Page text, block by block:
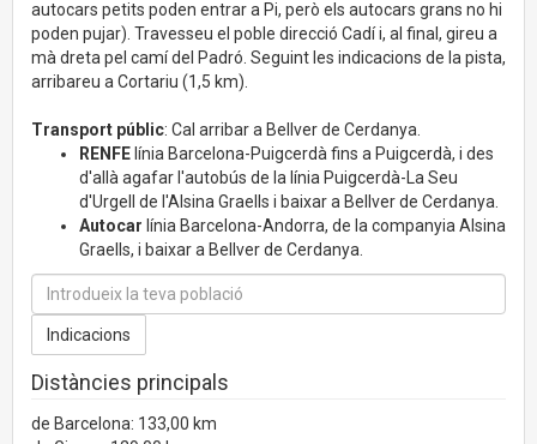
autocars petits poden entrar a Pi, però els autocars grans no hi
poden pujar). Travesseu el poble direcció Cadí i, al final, gireu a
mà dreta pel camí del Padró. Seguint les indicacions de la pista,
arribareu a Cortariu (1,5 km).
Transport públic: Cal arribar a Bellver de Cerdanya.
RENFE línia Barcelona-Puigcerdà fins a Puigcerdà, i des
d'allà agafar l'autobús de la línia Puigcerdà-La Seu
d'Urgell de l'Alsina Graells i baixar a Bellver de Cerdanya.
Autocar línia Barcelona-Andorra, de la companyia Alsina
Graells, i baixar a Bellver de Cerdanya.
Distàncies principals
de Barcelona: 133,00 km